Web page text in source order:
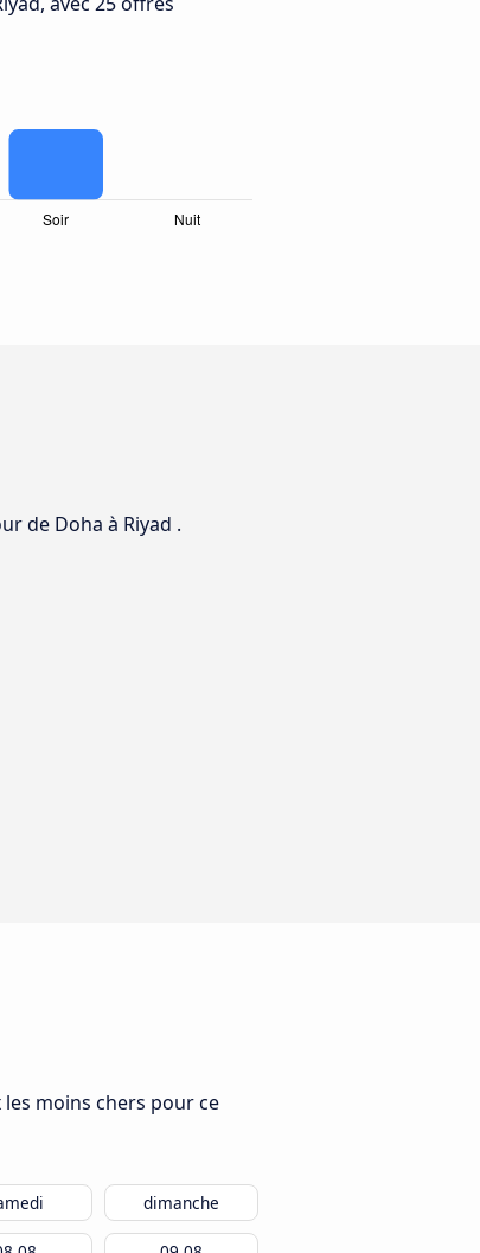
de Doha à Riyad .
moins chers pour ce
dimanche